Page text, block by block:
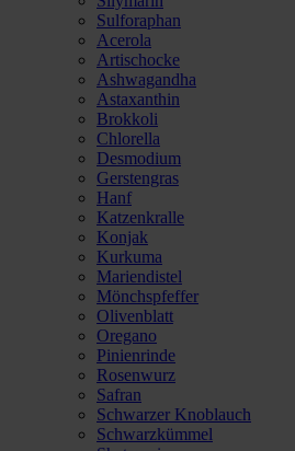
Sulforaphan
Acerola
Artischocke
Ashwagandha
Astaxanthin
Brokkoli
Chlorella
Desmodium
Gerstengras
Hanf
Katzenkralle
Konjak
Kurkuma
Mariendistel
Mönchspfeffer
Olivenblatt
Oregano
Pinienrinde
Rosenwurz
Safran
Schwarzer Knoblauch
Schwarzkümmel